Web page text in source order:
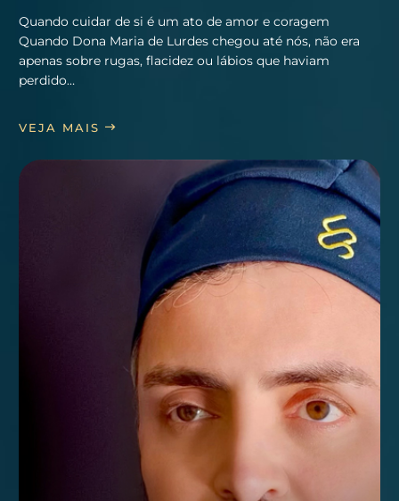
Quando cuidar de si é um ato de amor e coragem
Quando Dona Maria de Lurdes chegou até nós, não era
apenas sobre rugas, flacidez ou lábios que haviam
perdido…
VEJA MAIS